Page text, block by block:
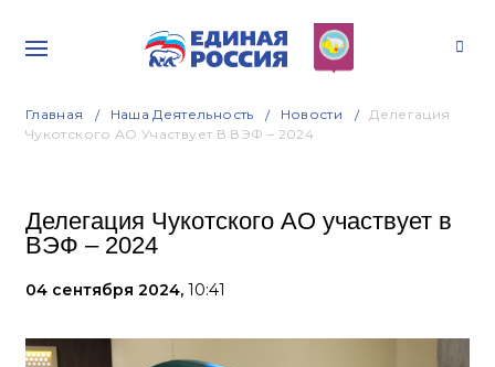
Главная Наша Деятельность Новости
Делегация
Чукотского АО Участвует В ВЭФ – 2024
Делегация Чукотского АО участвует в
ВЭФ – 2024
04 сентября 2024, 10:41